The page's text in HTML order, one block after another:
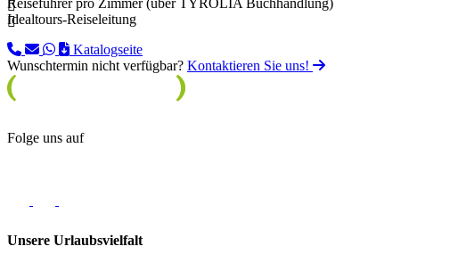
Reiseführer pro Zimmer (über TYROLIA Buchhandlung)
Idealtours-Reiseleitung
Katalogseite
Wunschtermin nicht verfügbar? Kontaktieren Sie uns!
Folge uns auf
Unsere Urlaubsvielfalt